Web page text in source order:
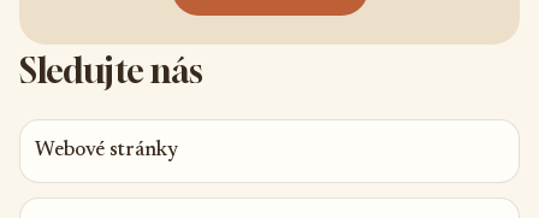
Sledujte nás
Webové stránky